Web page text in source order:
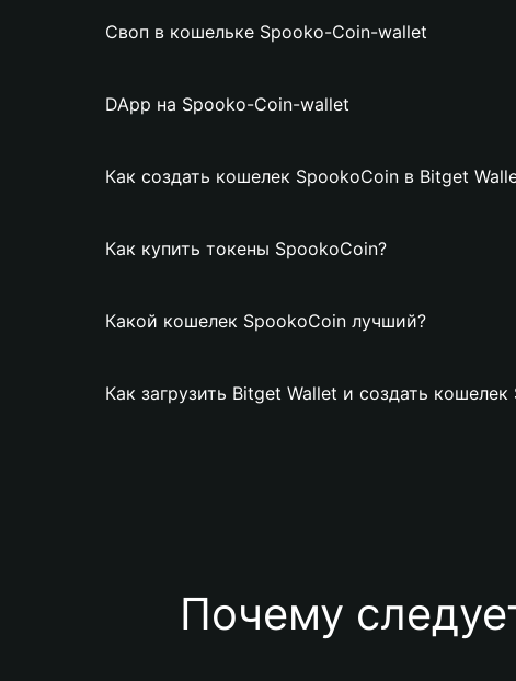
Своп в кошельке Spooko-Coin-wallet
DApp на Spooko-Coin-wallet
Как создать кошелек SpookoCoin в Bitget
Как купить токены SpookoCoin?
Какой кошелек SpookoCoin лучший?
Как загрузить Bitget Wallet и создать
Почему